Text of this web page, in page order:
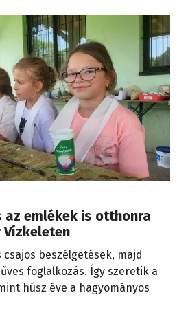
az emlékek is otthonra
csajos beszélgetések, majd
foglalkozás. Így szeretik a
húsz éve a hagyományos